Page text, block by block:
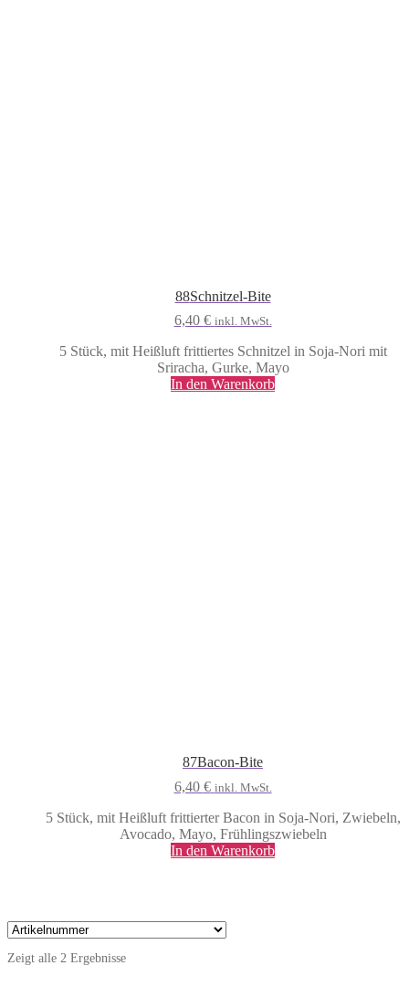
88Schnitzel-Bite
6,40 € inkl. MwSt.
5 Stück, mit Heißluft frittiertes Schnitzel in Soja-Nori mit
Sriracha, Gurke, Mayo
In den Warenkorb
87Bacon-Bite
6,40 € inkl. MwSt.
5 Stück, mit Heißluft frittierter Bacon in Soja-Nori, Zwiebeln,
Avocado, Mayo, Frühlingszwiebeln
In den Warenkorb
Zeigt alle 2 Ergebnisse